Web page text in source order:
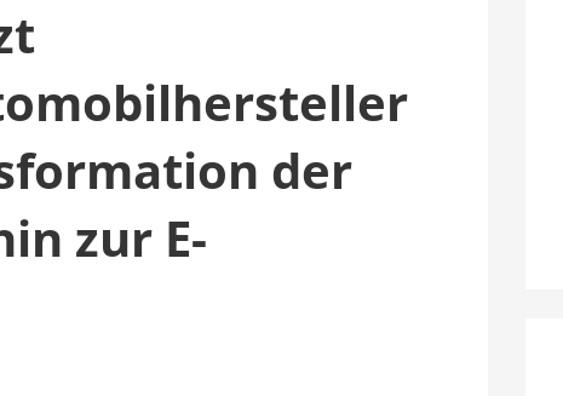
der
zur E-